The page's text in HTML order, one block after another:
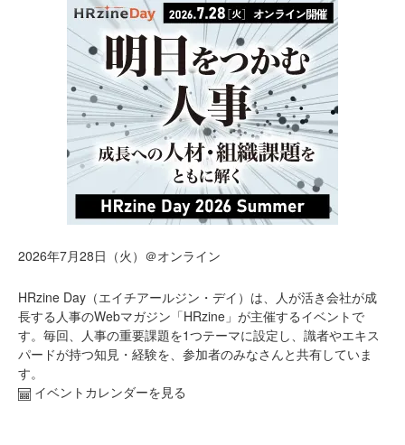
2026年7月28日（火）＠オンライン
HRzine Day（エイチアールジン・デイ）は、人が活き会社が成
長する人事のWebマガジン「HRzine」が主催するイベントで
す。毎回、人事の重要課題を1つテーマに設定し、識者やエキス
パードが持つ知見・経験を、参加者のみなさんと共有していま
す。
イベントカレンダーを見る